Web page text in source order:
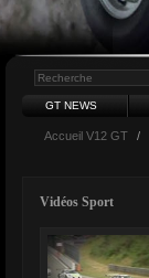
GT NEWS
Accueil V12 GT /
Vidéos Sport